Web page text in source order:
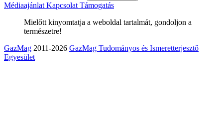
Médiaajánlat Kapcsolat Támogatás
Mielőtt kinyomtatja a weboldal tartalmát, gondoljon a
természetre!
GazMag 2011-2026 GazMag Tudományos és Ismeretterjesztő
Egyesület